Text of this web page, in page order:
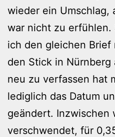
wieder ein Umschlag,
war nicht zu
ich den gleichen
den Stick in
neu zu verfassen hat
lediglich das Datum
geändert. Inzwischen
verschwendet, für